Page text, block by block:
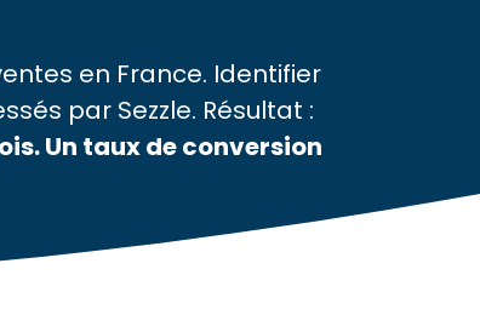
en France. Identifier
par Sezzle. Résultat :
Un taux de conversion